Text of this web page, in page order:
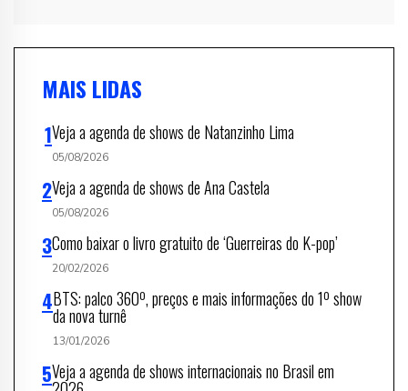
MAIS LIDAS
Veja a agenda de shows de Natanzinho Lima
05/08/2026
Veja a agenda de shows de Ana Castela
05/08/2026
Como baixar o livro gratuito de ‘Guerreiras do K-pop’
20/02/2026
BTS: palco 360º, preços e mais informações do 1º show
da nova turnê
13/01/2026
Veja a agenda de shows internacionais no Brasil em